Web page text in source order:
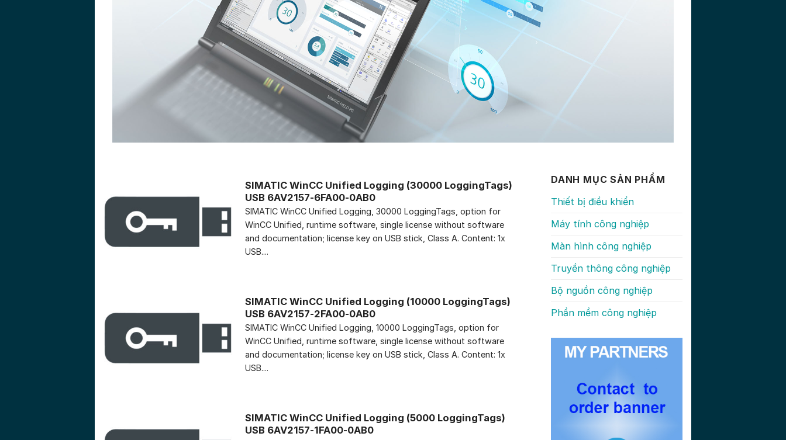
SIMATIC WinCC Unified Logging (30000 LoggingTags)
USB 6AV2157-6FA00-0AB0
SIMATIC WinCC Unified Logging, 30000 LoggingTags, option for
WinCC Unified, runtime software, single license without software
and documentation; license key on USB stick, Class A. Content: 1x
USB....
SIMATIC WinCC Unified Logging (10000 LoggingTags)
USB 6AV2157-2FA00-0AB0
SIMATIC WinCC Unified Logging, 10000 LoggingTags, option for
WinCC Unified, runtime software, single license without software
and documentation; license key on USB stick, Class A. Content: 1x
USB....
SIMATIC WinCC Unified Logging (5000 LoggingTags)
USB 6AV2157-1FA00-0AB0
DANH MỤC SẢN PHẨM
Thiết bị điều khiển
Máy tính công nghiệp
Màn hình công nghiệp
Truyền thông công nghiệp
Bộ nguồn công nghiệp
Phần mềm công nghiệp